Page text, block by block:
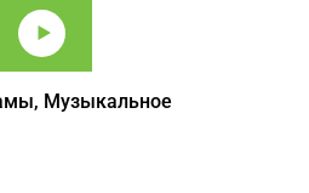
Музыкальное